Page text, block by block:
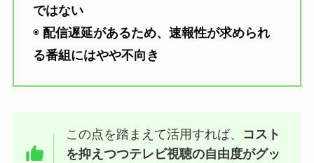
ではない
◉ 配信遅延があるため、速報性が求められ
る番組にはやや不向き
この点を踏まえて活用すれば、 コスト
を抑えつつテレビ視聴の自由度がグッ